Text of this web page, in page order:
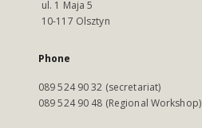
ul. 1 Maja 5
10-117 Olsztyn
Phone
089 524 90 32 (secretariat)
089 524 90 48 (Regional Workshop)